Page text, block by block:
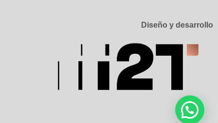
Diseño y desarrollo